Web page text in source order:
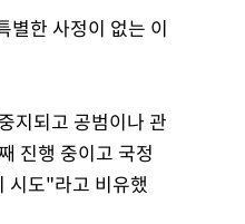
별한 사정이 없는 이
지되고 공범이나 관
진행 중이고 국정
시도"라고 비유했